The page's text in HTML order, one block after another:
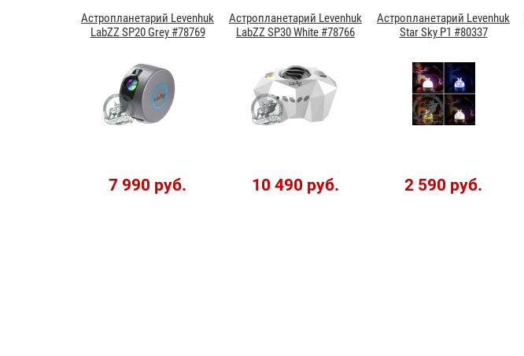
Астропланетарий Levenhuk
LabZZ SP20 Grey #78769
7 990 руб.
Астропланетарий Levenhuk
LabZZ SP30 White #78766
10 490 руб.
Астропланетарий Levenhuk
Star Sky P1 #80337
2 590 руб.